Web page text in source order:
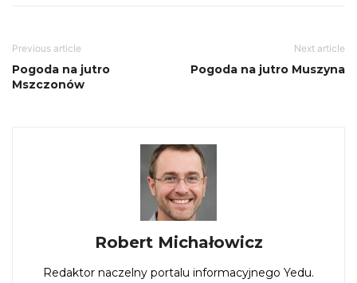
Previous article
Pogoda na jutro
Mszczonów
Next article
Pogoda na jutro Muszyna
Robert Michałowicz
Redaktor naczelny portalu informacyjnego Yedu.